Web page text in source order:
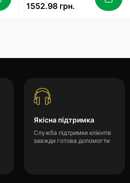
1552.98 грн.
Якісна підтримка
Служба підтримки клієнтів
завжди готова допомогти